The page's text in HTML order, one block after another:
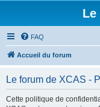
Le
FAQ
Accueil du forum
Le forum de XCAS -
Cette politique de